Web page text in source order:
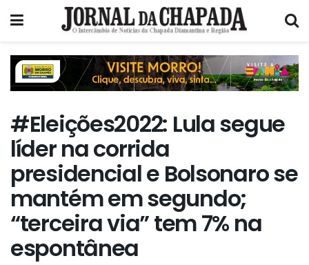
#Eleições2022: Lula segue
líder na corrida
presidencial e Bolsonaro se
mantém em segundo;
“terceira via” tem 7% na
espontânea